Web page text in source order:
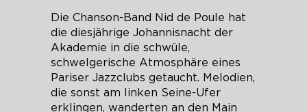
Die Chanson-Band Nid de Poule hat
die diesjährige Johannisnacht der
Akademie in die schwüle,
schwelgerische Atmosphäre eines
Pariser Jazzclubs getaucht. Melodien,
die sonst am linken Seine-Ufer
erklingen, wanderten an den Main